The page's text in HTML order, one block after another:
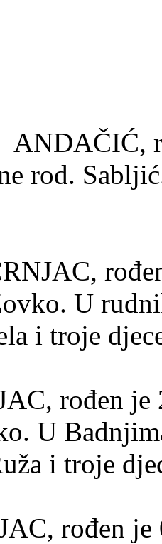
rod.
U
i troje
rođen
U
i troje
rođen